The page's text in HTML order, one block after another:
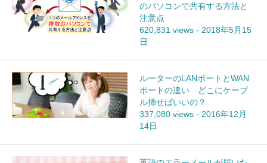
のパソコンで共有する方法と
注意点
620,831 views - 2018年5月15
日
ルーターのLANポートとWAN
ポートの違い どこにケーブ
ル挿せばいいの？
337,080 views - 2016年12月
14日